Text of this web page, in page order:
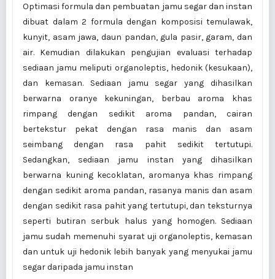
Optimasi formula dan pembuatan jamu segar dan instan
dibuat dalam 2 formula dengan komposisi temulawak,
kunyit, asam jawa, daun pandan, gula pasir, garam, dan
air. Kemudian dilakukan pengujian evaluasi terhadap
sediaan jamu meliputi organoleptis, hedonik (kesukaan),
dan kemasan. Sediaan jamu segar yang dihasilkan
berwarna oranye kekuningan, berbau aroma khas
rimpang dengan sedikit aroma pandan, cairan
bertekstur pekat dengan rasa manis dan asam
seimbang dengan rasa pahit sedikit tertutupi.
Sedangkan, sediaan jamu instan yang dihasilkan
berwarna kuning kecoklatan, aromanya khas rimpang
dengan sedikit aroma pandan, rasanya manis dan asam
dengan sedikit rasa pahit yang tertutupi, dan teksturnya
seperti butiran serbuk halus yang homogen. Sediaan
jamu sudah memenuhi syarat uji organoleptis, kemasan
dan untuk uji hedonik lebih banyak yang menyukai jamu
segar daripada jamu instan